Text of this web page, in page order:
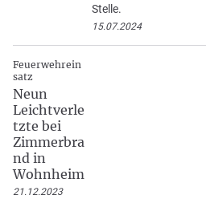
Stelle.
15.07.2024
Feuerwehrein
satz
Neun
Leichtverle
tzte bei
Zimmerbra
nd in
Wohnheim
21.12.2023